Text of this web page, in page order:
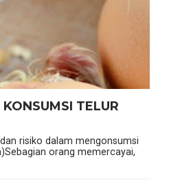
TELUR
risiko dalam mengonsumsi
orang memercayai,